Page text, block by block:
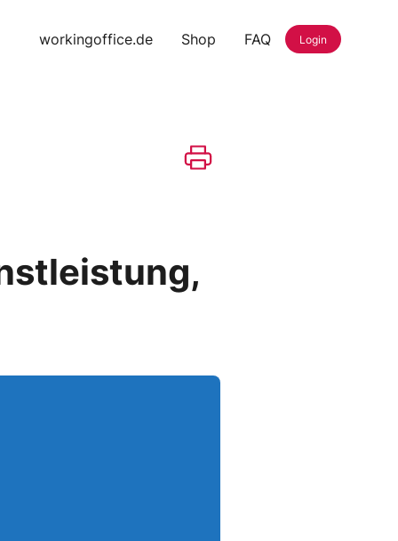
workingoffice.de Shop FAQ Login